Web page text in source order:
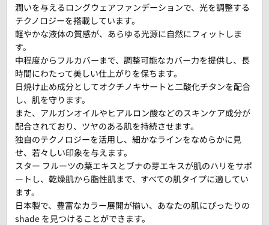
潤いを与えるロングウェアファンデーションで、光を調整する
テクノロジーを搭載しています。
軽やかな液体の質感が、あらゆる光源に自然にフィットしま
す。
中程度からフルカバーまで、調整可能なカバー力を提供し、長
時間にわたって美しい仕上がりを保ちます。
日焼け止め成分としてオクチノキサートと二酸化チタンを配合
し、肌を守ります。
また、アルガンオイルやヒアルロン酸などのスキンケア成分が
配合されており、ツヤのある肌を持続させます。
独自のテクノロジーを活用し、細かなラインをなめらかに見
せ、若々しい印象を与えます。
スター フルーツの葉エキスとブナの芽エキスが肌のハリをサポ
ートし、乾燥肌から脂性肌まで、すべての肌タイプに適してい
ます。
日本製で、豊富なカラー展開が揃い、あなたの肌にぴったりの
shade を見つけることができます。